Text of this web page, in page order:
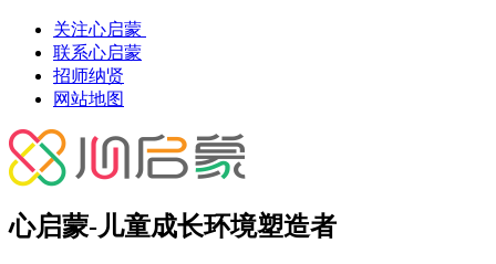
关注心启蒙
联系心启蒙
招师纳贤
网站地图
心启蒙-儿童成长环境塑造者